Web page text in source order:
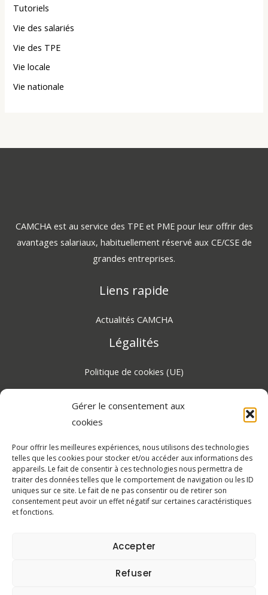
Gérer le consentement aux
cookies
Pour offrir les meilleures expériences, nous utilisons des technologies
telles que les cookies pour stocker et/ou accéder aux informations des
appareils. Le fait de consentir à ces technologies nous permettra de
traiter des données telles que le comportement de navigation ou les ID
uniques sur ce site. Le fait de ne pas consentir ou de retirer son
consentement peut avoir un effet négatif sur certaines caractéristiques
et fonctions.
Accepter
Refuser
Tutoriels
Vie des salariés
Vie des TPE
Vie locale
Vie nationale
CAMCHA est au service des TPE et PME pour leur offrir des
avantages salariaux, habituellement réservé aux CE/CSE de
grandes entreprises.
Liens rapide
Actualités CAMCHA
Légalités
Politique de cookies (UE)
Certifié RGPD 2026, protection des données
Dialoguons !
Retrouvez-nous sur les réseaux sociaux et partagez vos
experiences avec CAMCHA.